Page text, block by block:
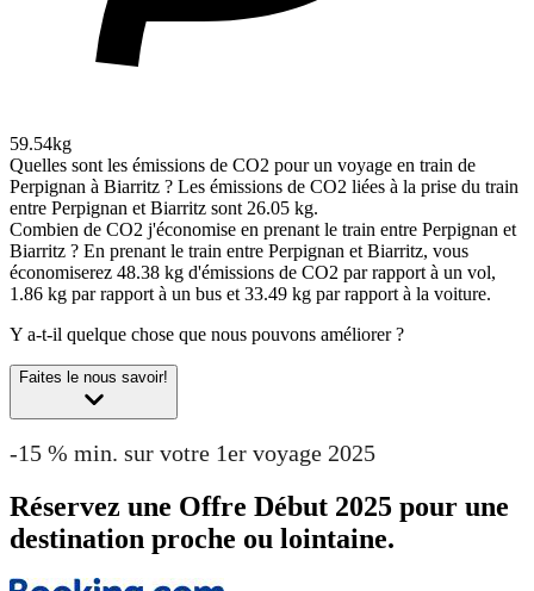
59.54kg
Quelles sont les émissions de CO2 pour un voyage en train de
Perpignan à Biarritz ? Les émissions de CO2 liées à la prise du train
entre Perpignan et Biarritz sont 26.05 kg.
Combien de CO2 j'économise en prenant le train entre Perpignan et
Biarritz ? En prenant le train entre Perpignan et Biarritz, vous
économiserez 48.38 kg d'émissions de CO2 par rapport à un vol,
1.86 kg par rapport à un bus et 33.49 kg par rapport à la voiture.
Y a-t-il quelque chose que nous pouvons améliorer ?
Faites le nous savoir!
-15 % min. sur votre 1er voyage 2025
Réservez une Offre Début 2025 pour une
destination proche ou lointaine.